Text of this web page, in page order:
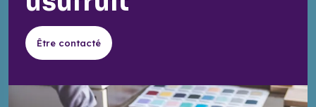
Être contacté